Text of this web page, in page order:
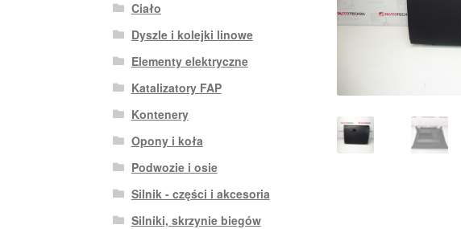
Ciało
Dyszle i kolejki linowe
Elementy elektryczne
Katalizatory FAP
Kontenery
Opony i koła
Podwozie i osie
Silnik - części i akcesoria
Silniki, skrzynie biegów